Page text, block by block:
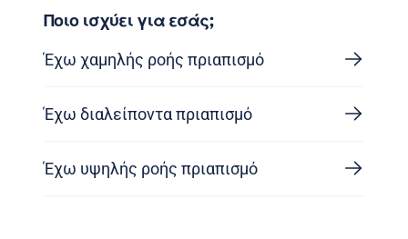
Ποιο ισχύει για εσάς;
Έχω χαμηλής ροής πριαπισμό
Έχω διαλείποντα πριαπισμό
Έχω υψηλής ροής πριαπισμό